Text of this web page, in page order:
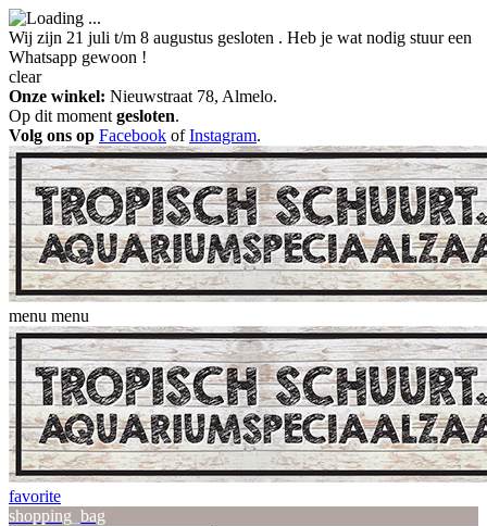
Wij zijn 21 juli t/m 8 augustus gesloten . Heb je wat nodig stuur een
Whatsapp gewoon !
clear
Onze winkel: Nieuwstraat 78, Almelo.
Op dit moment gesloten.
Volg ons op Facebook ofInstagram.
menu menu
favorite
shopping_bag